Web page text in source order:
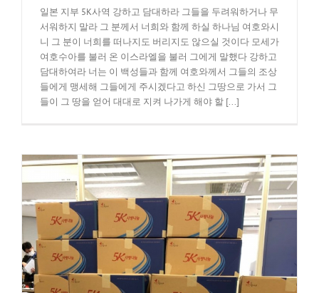
일본 지부 5K사역 강하고 담대하라 그들을 두려워하거나 무
서워하지 말라 그 분께서 너희와 함께 하실 하나님 여호와시
니 그 분이 너희를 떠나지도 버리지도 않으실 것이다 모세가
여호수아를 불러 온 이스라엘을 불러 그에게 말했다 강하고
담대하여라 너는 이 백성들과 함께 여호와께서 그들의 조상
들에게 맹세해 그들에게 주시겠다고 하신 그땅으로 가서 그
들이 그 땅을 얻어 대대로 지켜 나가게 해야 할 [...]